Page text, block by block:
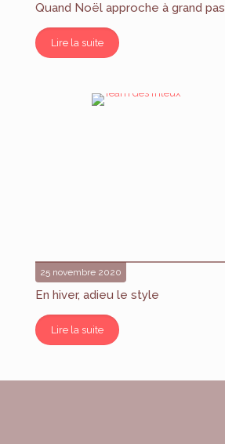
Quand Noël approche à grand pas
Lire la suite
25 novembre 2020
En hiver, adieu le style
Lire la suite